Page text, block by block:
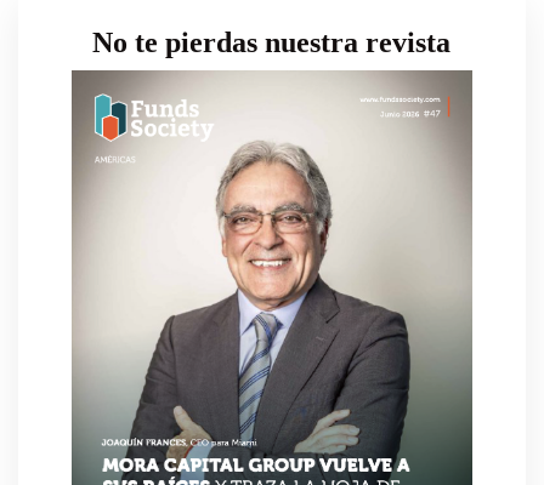
No te pierdas nuestra revista